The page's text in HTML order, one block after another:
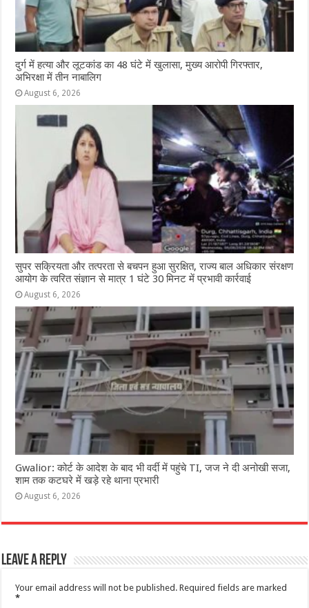
दुर्ग में हत्या और लूटकांड का 48 घंटे में खुलासा, मुख्य आरोपी गिरफ्तार,
अभिरक्षा में तीन नाबालिग
August 6, 2026
सुपर सक्रियता और तत्परता से बचपन हुआ सुरक्षित, राज्य बाल अधिकार संरक्षण
आयोग के त्वरित संज्ञान से मात्र 1 घंटे 30 मिनट में प्रभावी कार्रवाई
August 6, 2026
Gwalior: कोर्ट के आदेश के बाद भी वर्दी में पहुंचे TI, जज ने दी अनोखी सजा,
शाम तक कटघरे में खड़े रहे थाना प्रभारी
August 6, 2026
Leave a Reply
Your email address will not be published. Required fields are marked
*